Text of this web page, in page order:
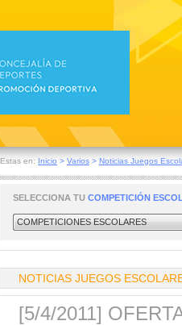
Estas en: Inicio > Varios > Noticias Juegos
SELECCIONA TU COMPETICIÓN
COMPETICIONES ESCOLARES
NOTICIAS JUEGOS
[5/4/2011]